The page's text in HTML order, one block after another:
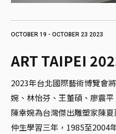
OCTOBER 19 - OCTOBER 23 2023
ART TAIPEI
2023年台北國際藝術博覽會
婉、林怡芬、王董碩、廖震平
陳幸婉為台灣傑出雕塑家陳
仲生學習三年，1985至2004